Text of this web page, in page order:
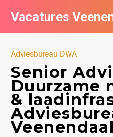
Vacatures
Adviesbureau DWA
Senior
Duurzame
&
Veenendaal
Vacatures per bedrijf in